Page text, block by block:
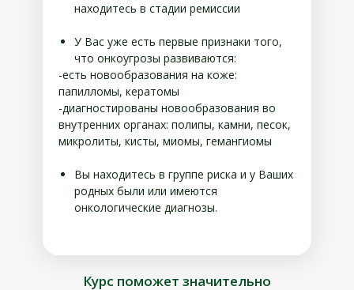
находитесь в стадии ремиссии
У Вас уже есть первые признаки того,
что онкоугрозы развиваются:
-есть новообразования на коже:
папилломы, кератомы
-диагностированы новообразования во
внутренних органах: полипы, камни, песок,
микролиты, кисты, миомы, гемангиомы
Вы находитесь в группе риска и у Ваших
родных были или имеются
онкологические диагнозы.
Курс поможет значительно